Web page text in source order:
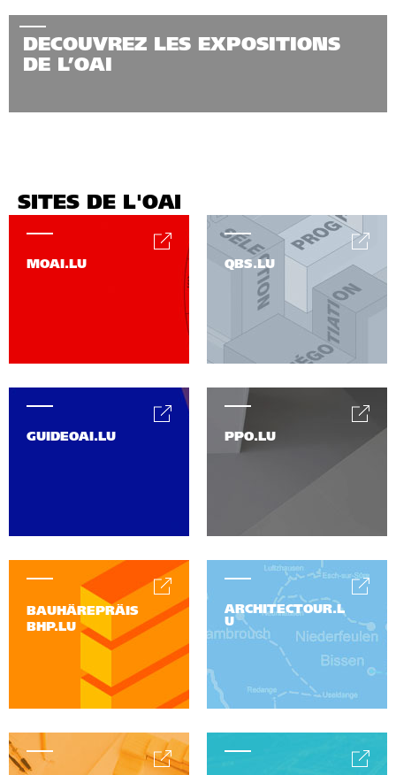
DECOUVREZ LES EXPOSITIONS
DE L’OAI
SITES DE L'OAI
MOAI.LU QBS.LU
PPO.LU
GUIDEOAI.LU
BAUHÄREPRÄIS
BHP.LU
ARCHITECTOUR.L
U